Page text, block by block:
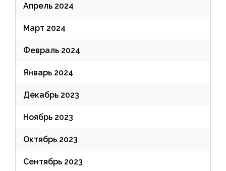
Апрель 2024
Март 2024
Февраль 2024
Январь 2024
Декабрь 2023
Ноябрь 2023
Октябрь 2023
Сентябрь 2023